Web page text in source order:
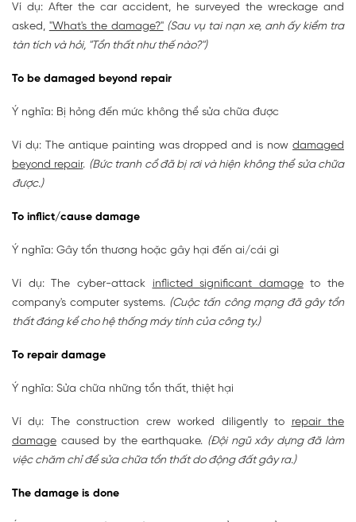
Ví dụ: After the car accident, he surveyed the wreckage and
asked, "What's the damage?" (Sau vụ tai nạn xe, anh ấy kiểm tra
tàn tích và hỏi, "Tổn thất như thế nào?")
To be damaged beyond repair
Ý nghĩa: Bị hỏng đến mức không thể sửa chữa được
Ví dụ: The antique painting was dropped and is now damaged
beyond repair. (Bức tranh cổ đã bị rơi và hiện không thể sửa chữa
được.)
To inflict/cause damage
Ý nghĩa: Gây tổn thương hoặc gây hại đến ai/cái gì
Ví dụ: The cyber-attack inflicted significant damageto the
company's computer systems. (Cuộc tấn công mạng đã gây tổn
thất đáng kể cho hệ thống máy tính của công ty.)
To repair damage
Ý nghĩa: Sửa chữa những tổn thất, thiệt hại
Ví dụ: The construction crew worked diligently to repair the
damage caused by the earthquake. (Đội ngũ xây dựng đã làm
việc chăm chỉ để sửa chữa tổn thất do động đất gây ra.)
The damage is done